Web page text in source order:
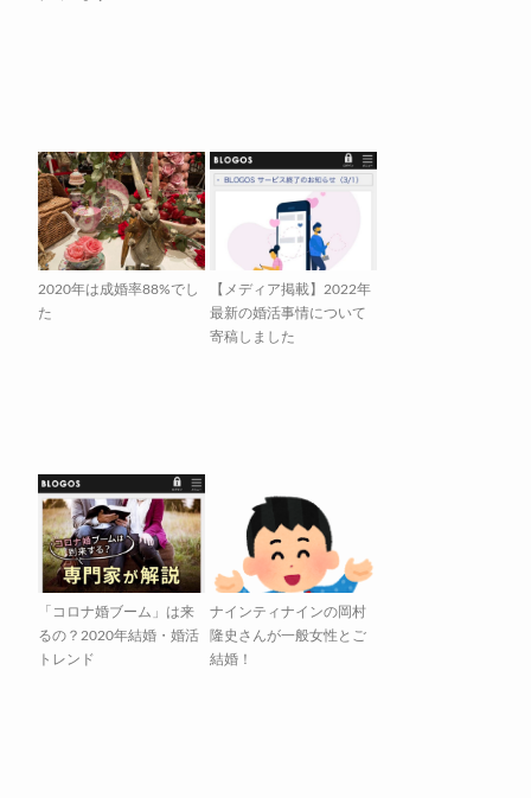
2020年は成婚率88%でし
た
【メディア掲載】2022年
最新の婚活事情について
寄稿しました
「コロナ婚ブーム」は来
るの？2020年結婚・婚活
トレンド
ナインティナインの岡村
隆史さんが一般女性とご
結婚！